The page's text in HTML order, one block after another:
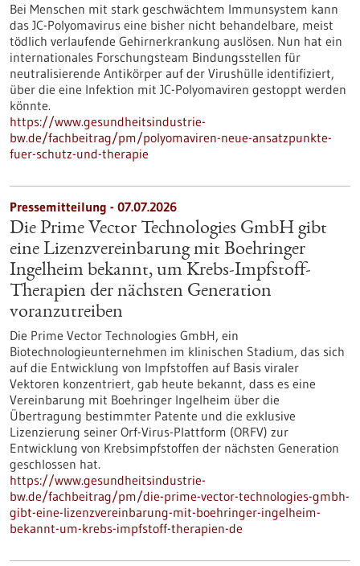
Bei Menschen mit stark geschwächtem Immunsystem kann
das JC-Polyomavirus eine bisher nicht behandelbare, meist
tödlich verlaufende Gehirnerkrankung auslösen. Nun hat ein
internationales Forschungsteam Bindungsstellen für
neutralisierende Antikörper auf der Virushülle identifiziert,
über die eine Infektion mit JC-Polyomaviren gestoppt werden
könnte.
https://www.gesundheitsindustrie-
bw.de/fachbeitrag/pm/polyomaviren-neue-ansatzpunkte-
fuer-schutz-und-therapie
Pressemitteilung - 07.07.2026
Die Prime Vector Technologies GmbH gibt
eine Lizenzvereinbarung mit Boehringer
Ingelheim bekannt, um Krebs-Impfstoff-
Therapien der nächsten Generation
voranzutreiben
Die Prime Vector Technologies GmbH, ein
Biotechnologieunternehmen im klinischen Stadium, das sich
auf die Entwicklung von Impfstoffen auf Basis viraler
Vektoren konzentriert, gab heute bekannt, dass es eine
Vereinbarung mit Boehringer Ingelheim über die
Übertragung bestimmter Patente und die exklusive
Lizenzierung seiner Orf-Virus-Plattform (ORFV) zur
Entwicklung von Krebsimpfstoffen der nächsten Generation
geschlossen hat.
https://www.gesundheitsindustrie-
bw.de/fachbeitrag/pm/die-prime-vector-technologies-gmbh-
gibt-eine-lizenzvereinbarung-mit-boehringer-ingelheim-
bekannt-um-krebs-impfstoff-therapien-de